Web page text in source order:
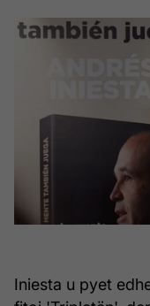
Iniesta u pyet